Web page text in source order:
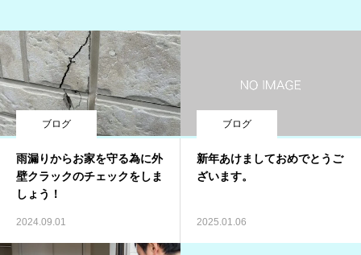
ブログ
雨漏りからお家を守る為に外
壁クラックのチェックをしま
しょう！
2024.09.01
ブログ
新年あけましておめでとうご
ざいます。
2025.01.06